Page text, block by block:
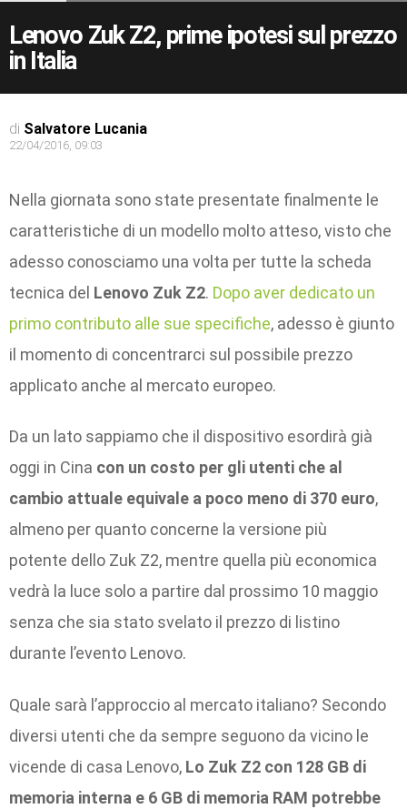
Lenovo Zuk Z2, prime ipotesi sul prezzo
in Italia
di Salvatore Lucania
22/04/2016, 09:03
Nella giornata sono state presentate finalmente le
caratteristiche di un modello molto atteso, visto che
adesso conosciamo una volta per tutte la scheda
tecnica del Lenovo Zuk Z2. Dopo aver dedicato un
primo contributo alle sue specifiche, adesso è giunto
il momento di concentrarci sul possibile prezzo
applicato anche al mercato europeo.
Da un lato sappiamo che il dispositivo esordirà già
oggi in Cina con un costo per gli utenti che al
cambio attuale equivale a poco meno di 370 euro,
almeno per quanto concerne la versione più
potente dello Zuk Z2, mentre quella più economica
vedrà la luce solo a partire dal prossimo 10 maggio
senza che sia stato svelato il prezzo di listino
durante l’evento Lenovo.
Quale sarà l’approccio al mercato italiano? Secondo
diversi utenti che da sempre seguono da vicino le
vicende di casa Lenovo, Lo Zuk Z2 con 128 GB di
memoria interna e 6 GB di memoria RAM potrebbe